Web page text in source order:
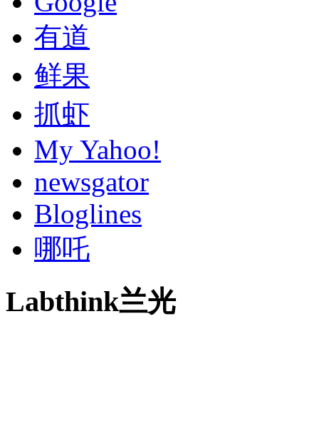
有道
鲜果
抓虾
My Yahoo!
newsgator
Bloglines
哪吒
Labthink兰光